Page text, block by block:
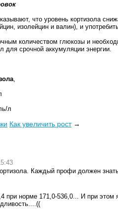
что уровень кортизола
изолейцин и валин), и
количеством глюкозы и
для срочной аккумуляции энергии.
,
л
Как увеличить рост→
Каждый профи должен
при норме 171,0-536,0... И при